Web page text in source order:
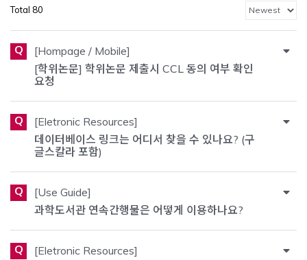
Total 80 카테고리
Q
[Hompage / Mobile]
[학위논문] 학위논문 제출시 CCL 동의 여부 확인
요청
Q
[Eletronic Resources]
데이터베이스 링크는 어디서 찾을 수 있나요? (구
글스칼라 포함)
Q
[Use Guide]
과학도서관 연속간행물은 어떻게 이용하나요?
Q
[Eletronic Resources]